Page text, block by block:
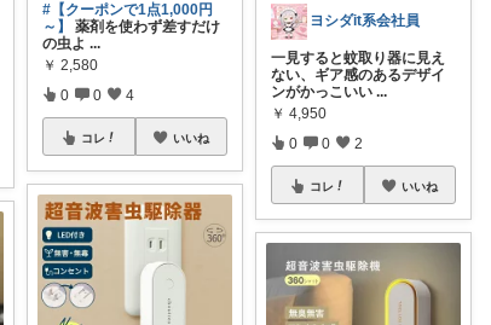
#【クーポンで1点1,000円
～】
薬剤を使わず差すだけ
の虫よ ...
￥ 2,580
0 0 4
コレ いいね
ヨシダit系会社員
一見すると蚊取り器に見え
ない、ギア感のあるデザイ
ンがかっこいい ...
￥ 4,950
0 0 2
コレ いいね